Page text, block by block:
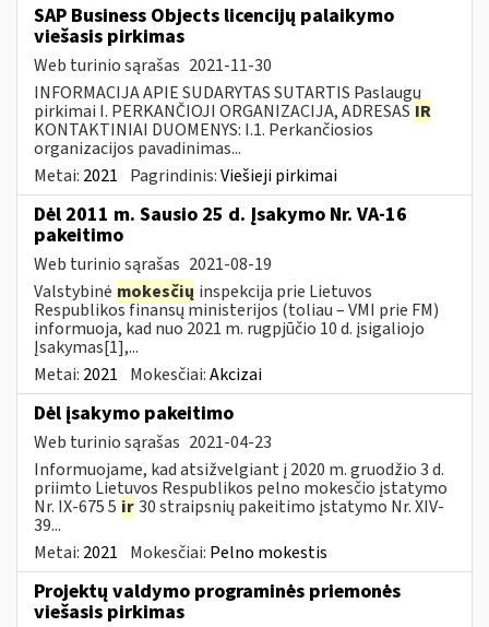
SAP Business Objects licencijų palaikymo
viešasis pirkimas
Web turinio sąrašas 2021-11-30
INFORMACIJA APIE SUDARYTAS SUTARTIS Paslaugų
pirkimai I. PERKANČIOJI ORGANIZACIJA, ADRESAS IR
KONTAKTINIAI DUOMENYS: I.1. Perkančiosios
organizacijos pavadinimas...
Metai: 2021 Pagrindinis:Viešieji pirkimai
Dėl 2011 m. Sausio 25 d. Įsakymo Nr. VA-16
pakeitimo
Web turinio sąrašas 2021-08-19
Valstybinė mokesčių inspekcija prie Lietuvos
Respublikos finansų ministerijos (toliau – VMI prie FM)
informuoja, kad nuo 2021 m. rugpjūčio 10 d. įsigaliojo
Įsakymas[1],...
Metai: 2021 Mokesčiai:Akcizai
Dėl įsakymo pakeitimo
Web turinio sąrašas 2021-04-23
Informuojame, kad atsižvelgiant į 2020 m. gruodžio 3 d.
priimto Lietuvos Respublikos pelno mokesčio įstatymo
Nr. IX-675 5 ir30 straipsnių pakeitimo įstatymo Nr. XIV-
39...
Metai: 2021 Mokesčiai: Pelno mokestis
Projektų valdymo programinės priemonės
viešasis pirkimas